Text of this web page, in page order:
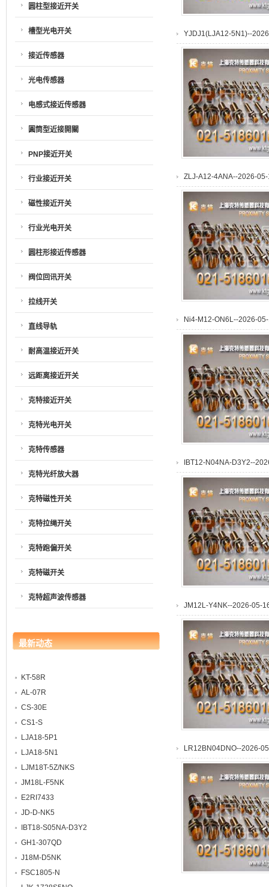
YJDJ1(LJA12-5N1)--
ZLJ-A12-4ANA--2026-
Ni4-M12-ON6L--2026-
IBT12-N04NA-D3Y2--
JM12L-Y4NK--2026-05-
LR12BN04DNO--2026-
圆柱型接近开关
槽型光电开关
接近传感器
光电传感器
电感式接近传感器
圓筒型近接開關
PNP接近开关
行业接近开关
磁性接近开关
行业光电开关
圆柱形接近传感器
阀位回讯开关
拉线开关
直线导轨
耐高温接近开关
远距离接近开关
克特接近开关
克特光电开关
克特传感器
克特光纤放大器
克特磁性开关
克特拉绳开关
克特跑偏开关
克特磁开关
克特超声波传感器
最新动态
KT-58R
AL-07R
CS-30E
CS1-S
LJA18-5P1
LJA18-5N1
LJM18T-5Z/NKS
JM18L-F5NK
E2RI7433
JD-D-NK5
IBT18-S05NA-D3Y2
GH1-307QD
J18M-D5NK
FSC1805-N